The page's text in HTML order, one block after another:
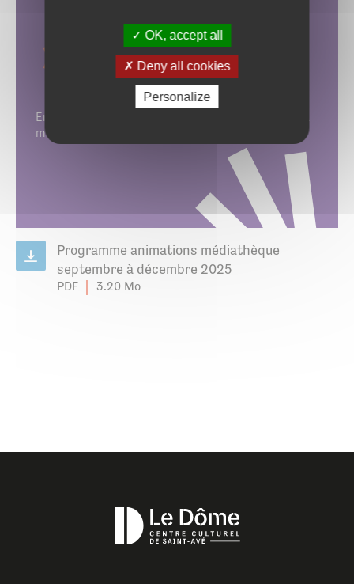
Sur la trace des
dinosaures
En décembre, trois animations sont proposées à la
médiathèque sur la trace des dinosaures.
Programme animations médiathèque
septembre à décembre 2025
PDF 3.20 Mo
OK, accept all
Deny all cookies
Personalize